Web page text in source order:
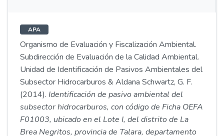
APA
Organismo de Evaluación y Fiscalización Ambiental.
Subdirección de Evaluación de la Calidad Ambiental.
Unidad de Identificación de Pasivos Ambientales del
Subsector Hidrocarburos & Aldana Schwartz, G. F.
(2014). Identificación de pasivo ambiental del
subsector hidrocarburos, con código de Ficha OEFA
F01003, ubicado en el Lote I, del distrito de La
Brea Negritos, provincia de Talara, departamento